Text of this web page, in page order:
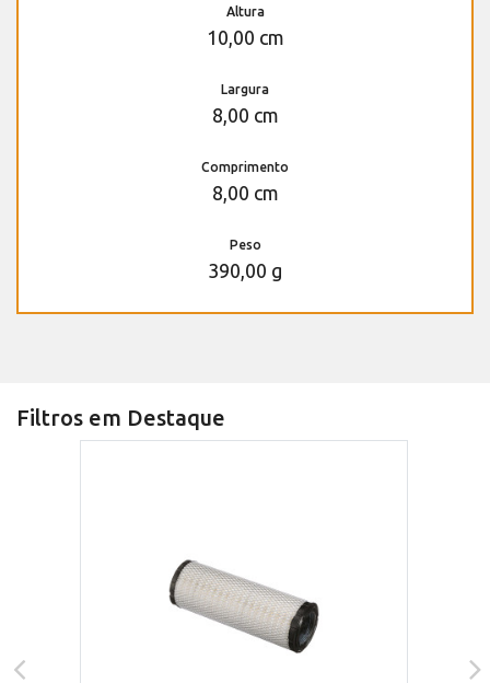
Altura
10,00 cm
Largura
8,00 cm
Comprimento
8,00 cm
Peso
390,00 g
Filtros em Destaque